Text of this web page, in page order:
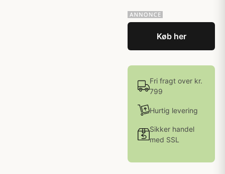
Køb her
Fri fragt over kr.
799
Hurtig levering
Sikker handel
med SSL